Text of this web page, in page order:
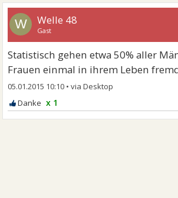
W Welle 48
Gast
Statistisch gehen etwa 50% aller
Frauen einmal in ihrem Leben
05.01.2015 10:10 •
x 1